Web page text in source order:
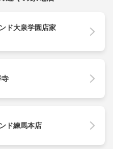
ド大泉学園店家
寺
ド練馬本店